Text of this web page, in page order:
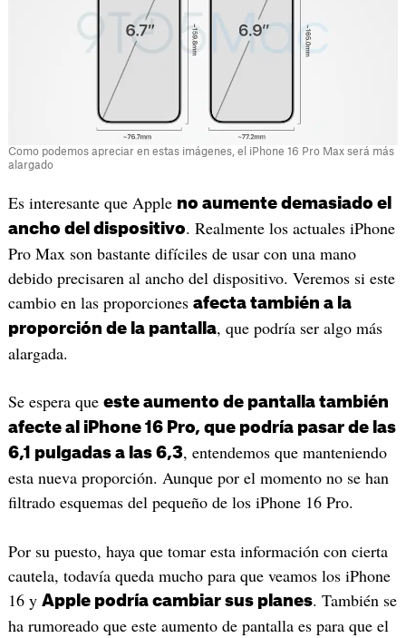
Como podemos apreciar en estas imágenes, el iPhone 16 Pro Max será más
alargado
Es interesante que Apple no aumente demasiado el
ancho del dispositivo. Realmente los actuales iPhone
Pro Max son bastante difíciles de usar con una mano
debido precisaren al ancho del dispositivo. Veremos si este
cambio en las proporciones afecta también a la
proporción de la pantalla, que podría ser algo más
alargada.
Se espera que este aumento de pantalla también
afecte al iPhone 16 Pro, que podría pasar de las
6,1 pulgadas a las 6,3, entendemos que manteniendo
esta nueva proporción. Aunque por el momento no se han
filtrado esquemas del pequeño de los iPhone 16 Pro.
Por su puesto, haya que tomar esta información con cierta
cautela, todavía queda mucho para que veamos los iPhone
16 y Apple podría cambiar sus planes. También se
ha rumoreado que este aumento de pantalla es para que el